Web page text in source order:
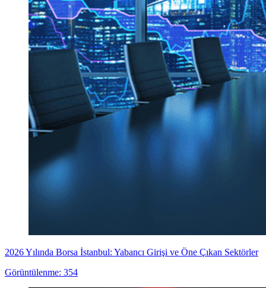
2026 Yılında Borsa İstanbul: Yabancı Girişi ve Öne Çıkan Sektörler
Görüntülenme: 354